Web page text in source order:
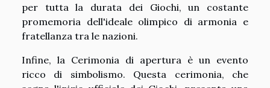
per tutta la durata dei Giochi, un costante
promemoria dell'ideale olimpico di armonia e
fratellanza tra le nazioni.
Infine, la Cerimonia di apertura è un evento
ricco di simbolismo. Questa cerimonia, che